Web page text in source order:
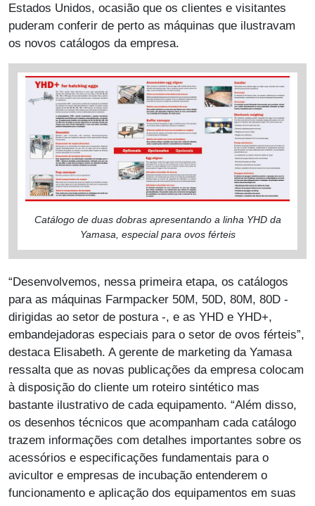
Estados Unidos, ocasião que os clientes e visitantes
puderam conferir de perto as máquinas que ilustravam
os novos catálogos da empresa.
Catálogo de duas dobras apresentando a linha YHD da
Yamasa, especial para ovos férteis
“Desenvolvemos, nessa primeira etapa, os catálogos
para as máquinas Farmpacker 50M, 50D, 80M, 80D -
dirigidas ao setor de postura -, e as YHD e YHD+,
embandejadoras especiais para o setor de ovos férteis”,
destaca Elisabeth. A gerente de marketing da Yamasa
ressalta que as novas publicações da empresa colocam
à disposição do cliente um roteiro sintético mas
bastante ilustrativo de cada equipamento. “Além disso,
os desenhos técnicos que acompanham cada catálogo
trazem informações com detalhes importantes sobre os
acessórios e especificações fundamentais para o
avicultor e empresas de incubação entenderem o
funcionamento e aplicação dos equipamentos em suas